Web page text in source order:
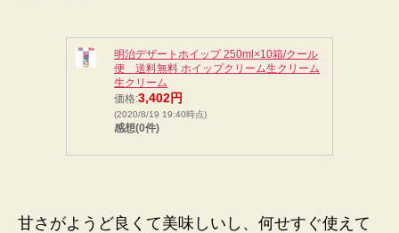
明治デザートホイップ 250ml×10箱/クール
便 送料無料 ホイップクリーム生クリーム
生クリーム
価格:3,402円
(2020/8/19 19:40時点)
感想(0件)
甘さがようど良くて美味しいし、何せすぐ使えて